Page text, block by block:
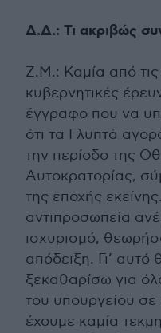
Δ.Δ.: Τι ακριβώς
Ζ.Μ.: Καμία από
κυβερνητικές
έγγραφο που να
ότι τα Γλυπτά
την περίοδο της
Αυτοκρατορίας,
της εποχής
αντιπροσωπεία
ισχυρισμό,
απόδειξη. Γι’
ξεκαθαρίσω για
του υπουργείου
έχουμε καμία